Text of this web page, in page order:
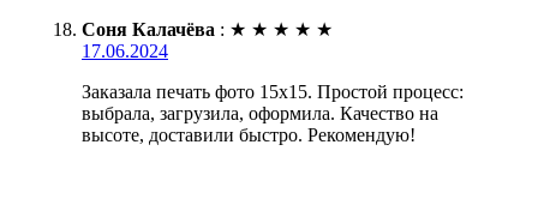
Соня Калачёва : ★ ★ ★ ★ ★
17.06.2024
Заказала печать фото 15х15. Простой процесс:
выбрала, загрузила, оформила. Качество на
высоте, доставили быстро. Рекомендую!